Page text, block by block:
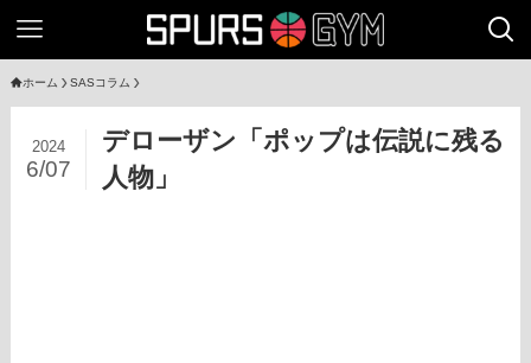
ホーム SASコラム
デローザン「ポップは伝説に残る
人物」
2024
6/07